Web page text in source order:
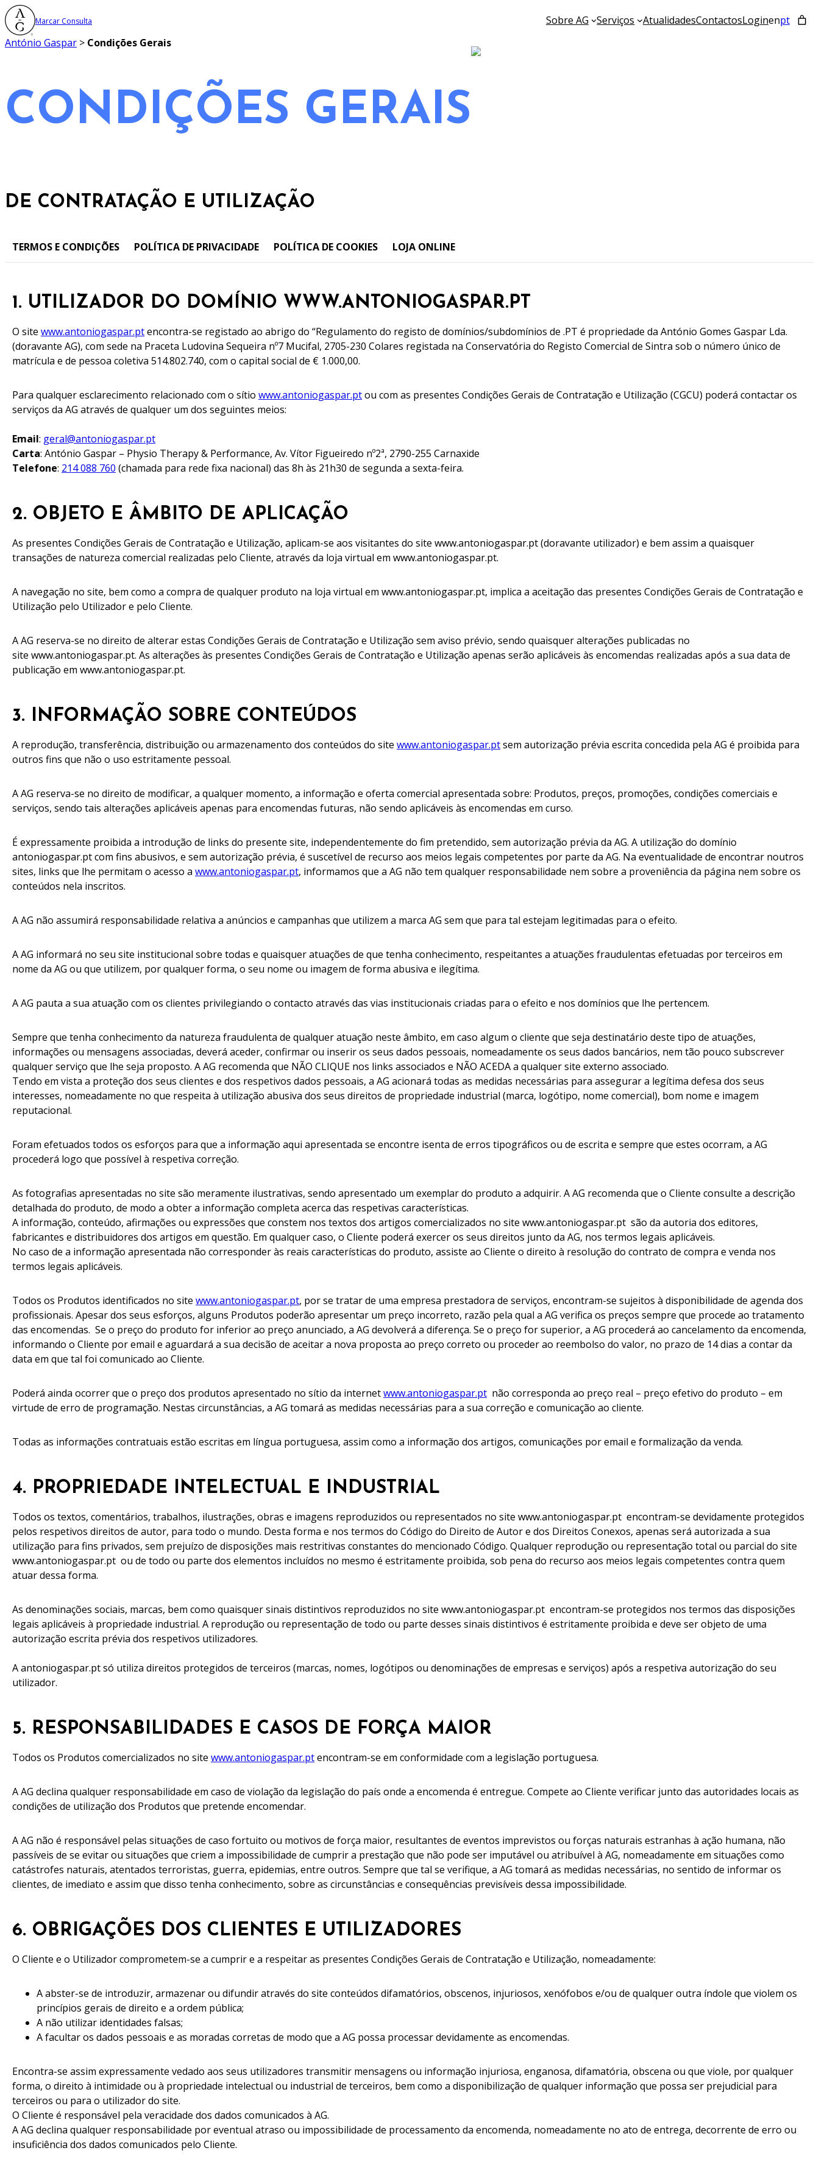
Saltar
para
o
Marcar Consulta Sobre AG Serviços AtualidadesContactosLoginenpt
António Gaspar > Condições Gerais
CONDIÇÕES GERAIS
DE CONTRATAÇÃO E UTILIZAÇÃO
TERMOS E CONDIÇÕES POLÍTICA DE PRIVACIDADE POLÍTICA DE COOKIES LOJA ONLINE
1. UTILIZADOR DO DOMÍNIO WWW.ANTONIOGASPAR.PT
O site www.antoniogaspar.ptencontra-se registado ao abrigo do “Regulamento do registo de domínios/subdomínios de .PT é propriedade da António Gomes Gaspar Lda.
(doravante AG), com sede na Praceta Ludovina Sequeira nº7 Mucifal, 2705-230 Colares registada na Conservatória do Registo Comercial de Sintra sob o número único de
matrícula e de pessoa coletiva 514.802.740, com o capital social de € 1.000,00.
Para qualquer esclarecimento relacionado com o sítio www.antoniogaspar.ptou com as presentes Condições Gerais de Contratação e Utilização (CGCU) poderá contactar os
serviços da AG através de qualquer um dos seguintes meios:
Email: geral@antoniogaspar.pt
Carta: António Gaspar – Physio Therapy & Performance, Av. Vítor Figueiredo nº2ª, 2790-255 Carnaxide
Telefone: 214 088 760 (chamada para rede fixa nacional) das 8h às 21h30 de segunda a sexta-feira.
2. OBJETO E ÂMBITO DE APLICAÇÃO
As presentes Condições Gerais de Contratação e Utilização, aplicam-se aos visitantes do site www.antoniogaspar.pt (doravante utilizador) e bem assim a quaisquer
transações de natureza comercial realizadas pelo Cliente, através da loja virtual em www.antoniogaspar.pt.
A navegação no site, bem como a compra de qualquer produto na loja virtual em www.antoniogaspar.pt, implica a aceitação das presentes Condições Gerais de Contratação e
Utilização pelo Utilizador e pelo Cliente.
A AG reserva-se no direito de alterar estas Condições Gerais de Contratação e Utilização sem aviso prévio, sendo quaisquer alterações publicadas no
site www.antoniogaspar.pt. As alterações às presentes Condições Gerais de Contratação e Utilização apenas serão aplicáveis às encomendas realizadas após a sua data de
publicação em www.antoniogaspar.pt.
3. INFORMAÇÃO SOBRE CONTEÚDOS
A reprodução, transferência, distribuição ou armazenamento dos conteúdos do site www.antoniogaspar.ptsem autorização prévia escrita concedida pela AG é proibida para
outros fins que não o uso estritamente pessoal.
A AG reserva-se no direito de modificar, a qualquer momento, a informação e oferta comercial apresentada sobre: Produtos, preços, promoções, condições comerciais e
serviços, sendo tais alterações aplicáveis apenas para encomendas futuras, não sendo aplicáveis às encomendas em curso.
É expressamente proibida a introdução de links do presente site, independentemente do fim pretendido, sem autorização prévia da AG. A utilização do domínio
antoniogaspar.pt com fins abusivos, e sem autorização prévia, é suscetível de recurso aos meios legais competentes por parte da AG. Na eventualidade de encontrar noutros
sites, links que lhe permitam o acesso a www.antoniogaspar.pt, informamos que a AG não tem qualquer responsabilidade nem sobre a proveniência da página nem sobre os
conteúdos nela inscritos.
A AG não assumirá responsabilidade relativa a anúncios e campanhas que utilizem a marca AG sem que para tal estejam legitimadas para o efeito.
A AG informará no seu site institucional sobre todas e quaisquer atuações de que tenha conhecimento, respeitantes a atuações fraudulentas efetuadas por terceiros em
nome da AG ou que utilizem, por qualquer forma, o seu nome ou imagem de forma abusiva e ilegítima.
A AG pauta a sua atuação com os clientes privilegiando o contacto através das vias institucionais criadas para o efeito e nos domínios que lhe pertencem.
Sempre que tenha conhecimento da natureza fraudulenta de qualquer atuação neste âmbito, em caso algum o cliente que seja destinatário deste tipo de atuações,
informações ou mensagens associadas, deverá aceder, confirmar ou inserir os seus dados pessoais, nomeadamente os seus dados bancários, nem tão pouco subscrever
qualquer serviço que lhe seja proposto. A AG recomenda que NÃO CLIQUE nos links associados e NÃO ACEDA a qualquer site externo associado.
Tendo em vista a proteção dos seus clientes e dos respetivos dados pessoais, a AG acionará todas as medidas necessárias para assegurar a legítima defesa dos seus
interesses, nomeadamente no que respeita à utilização abusiva dos seus direitos de propriedade industrial (marca, logótipo, nome comercial), bom nome e imagem
reputacional.
Foram efetuados todos os esforços para que a informação aqui apresentada se encontre isenta de erros tipográficos ou de escrita e sempre que estes ocorram, a AG
procederá logo que possível à respetiva correção.
As fotografias apresentadas no site são meramente ilustrativas, sendo apresentado um exemplar do produto a adquirir. A AG recomenda que o Cliente consulte a descrição
detalhada do produto, de modo a obter a informação completa acerca das respetivas características.
A informação, conteúdo, afirmações ou expressões que constem nos textos dos artigos comercializados no site www.antoniogaspar.pt são da autoria dos editores,
fabricantes e distribuidores dos artigos em questão. Em qualquer caso, o Cliente poderá exercer os seus direitos junto da AG, nos termos legais aplicáveis.
No caso de a informação apresentada não corresponder às reais características do produto, assiste ao Cliente o direito à resolução do contrato de compra e venda nos
termos legais aplicáveis.
Todos os Produtos identificados no site www.antoniogaspar.pt, por se tratar de uma empresa prestadora de serviços, encontram-se sujeitos à disponibilidade de agenda dos
profissionais. Apesar dos seus esforços, alguns Produtos poderão apresentar um preço incorreto, razão pela qual a AG verifica os preços sempre que procede ao tratamento
das encomendas. Se o preço do produto for inferior ao preço anunciado, a AG devolverá a diferença. Se o preço for superior, a AG procederá ao cancelamento da encomenda,
informando o Cliente por email e aguardará a sua decisão de aceitar a nova proposta ao preço correto ou proceder ao reembolso do valor, no prazo de 14 dias a contar da
data em que tal foi comunicado ao Cliente.
Poderá ainda ocorrer que o preço dos produtos apresentado no sítio da internetwww.antoniogaspar.pt não corresponda ao preço real – preço efetivo do produto – em
virtude de erro de programação. Nestas circunstâncias, a AG tomará as medidas necessárias para a sua correção e comunicação ao cliente.
Todas as informações contratuais estão escritas em língua portuguesa, assim como a informação dos artigos, comunicações por email e formalização da venda.
4. PROPRIEDADE INTELECTUAL E INDUSTRIAL
Todos os textos, comentários, trabalhos, ilustrações, obras e imagens reproduzidos ou representados no site www.antoniogaspar.pt encontram-se devidamente protegidos
pelos respetivos direitos de autor, para todo o mundo. Desta forma e nos termos do Código do Direito de Autor e dos Direitos Conexos, apenas será autorizada a sua
utilização para fins privados, sem prejuízo de disposições mais restritivas constantes do mencionado Código. Qualquer reprodução ou representação total ou parcial do site
www.antoniogaspar.pt ou de todo ou parte dos elementos incluídos no mesmo é estritamente proibida, sob pena do recurso aos meios legais competentes contra quem
atuar dessa forma.
As denominações sociais, marcas, bem como quaisquer sinais distintivos reproduzidos no site www.antoniogaspar.pt encontram-se protegidos nos termos das disposições
legais aplicáveis à propriedade industrial. A reprodução ou representação de todo ou parte desses sinais distintivos é estritamente proibida e deve ser objeto de uma
autorização escrita prévia dos respetivos utilizadores.
A antoniogaspar.pt só utiliza direitos protegidos de terceiros (marcas, nomes, logótipos ou denominações de empresas e serviços) após a respetiva autorização do seu
utilizador.
5. RESPONSABILIDADES E CASOS DE FORÇA MAIOR
Todos os Produtos comercializados no site www.antoniogaspar.ptencontram-se em conformidade com a legislação portuguesa.
A AG declina qualquer responsabilidade em caso de violação da legislação do país onde a encomenda é entregue. Compete ao Cliente verificar junto das autoridades locais as
condições de utilização dos Produtos que pretende encomendar.
A AG não é responsável pelas situações de caso fortuito ou motivos de força maior, resultantes de eventos imprevistos ou forças naturais estranhas à ação humana, não
passíveis de se evitar ou situações que criem a impossibilidade de cumprir a prestação que não pode ser imputável ou atribuível à AG, nomeadamente em situações como
catástrofes naturais, atentados terroristas, guerra, epidemias, entre outros. Sempre que tal se verifique, a AG tomará as medidas necessárias, no sentido de informar os
clientes, de imediato e assim que disso tenha conhecimento, sobre as circunstâncias e consequências previsíveis dessa impossibilidade.
6. OBRIGAÇÕES DOS CLIENTES E UTILIZADORES
O Cliente e o Utilizador comprometem-se a cumprir e a respeitar as presentes Condições Gerais de Contratação e Utilização, nomeadamente:
A abster-se de introduzir, armazenar ou difundir através do site conteúdos difamatórios, obscenos, injuriosos, xenófobos e/ou de qualquer outra índole que violem os
princípios gerais de direito e a ordem pública;
A não utilizar identidades falsas;
A facultar os dados pessoais e as moradas corretas de modo que a AG possa processar devidamente as encomendas.
Encontra-se assim expressamente vedado aos seus utilizadores transmitir mensagens ou informação injuriosa, enganosa, difamatória, obscena ou que viole, por qualquer
forma, o direito à intimidade ou à propriedade intelectual ou industrial de terceiros, bem como a disponibilização de qualquer informação que possa ser prejudicial para
terceiros ou para o utilizador do site.
O Cliente é responsável pela veracidade dos dados comunicados à AG.
A AG declina qualquer responsabilidade por eventual atraso ou impossibilidade de processamento da encomenda, nomeadamente no ato de entrega, decorrente de erro ou
insuficiência dos dados comunicados pelo Cliente.